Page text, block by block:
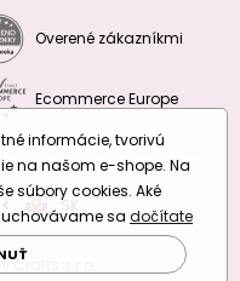
Overené zákazníkmi
Ecommerce Europe
CZSK
Crafts s.r.o.
informácie, tvorivú
na našom e-shope. Na
súbory cookies. Aké
sa dočítate